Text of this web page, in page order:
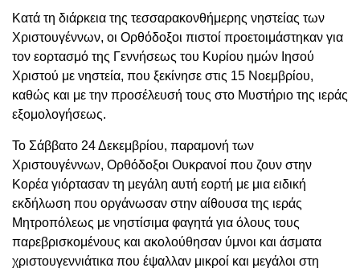
Κατά τη διάρκεια της τεσσαρακονθήμερης νηστείας των
Χριστουγέννων, οι Ορθόδοξοι πιστοί προετοιμάστηκαν για
τον εορτασμό της Γεννήσεως του Κυρίου ημών Ιησού
Χριστού με νηστεία, που ξεκίνησε στις 15 Νοεμβρίου,
καθώς και με την προσέλευσή τους στο Μυστήριο της ιεράς
εξομολογήσεως.
Το Σάββατο 24 Δεκεμβρίου, παραμονή των
Χριστουγέννων, Ορθόδοξοι Ουκρανοί που ζουν στην
Κορέα γιόρτασαν τη μεγάλη αυτή εορτή με μια ειδική
εκδήλωση που οργάνωσαν στην αίθουσα της ιεράς
Μητροπόλεως με νηστίσιμα φαγητά για όλους τους
παρεβρισκομένους και ακολούθησαν ύμνοι και άσματα
χριστουγεννιάτικα που έψαλλαν μικροί και μεγάλοι στη